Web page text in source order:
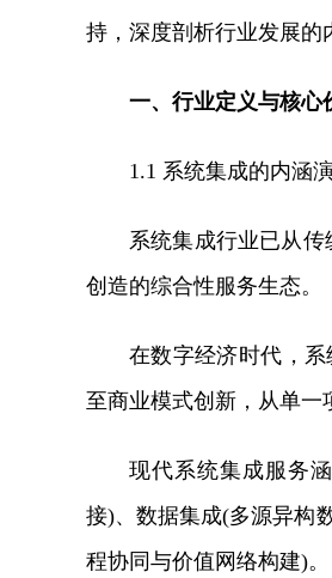
持，深度剖析行业发展的
一、行业定义与核心
1.1 系统集成的内涵
系统集成行业已从
创造的综合性服务生态。
在数字经济时代，
至商业模式创新，从单一
现代系统集成服务
接)、数据集成(多源异构
程协同与价值网络构建)。